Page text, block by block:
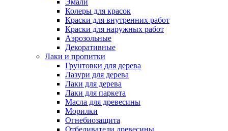
Эмали
Колеры для красок
Краски для внутренних работ
Краски для наружных работ
Аэрозольные
Декоративные
Лаки и пропитки
Грунтовки для дерева
Лазури для дерева
Лаки для дерева
Лаки для паркета
Масла для древесины
Морилки
Огнебиозащита
Отбеливатели древесины